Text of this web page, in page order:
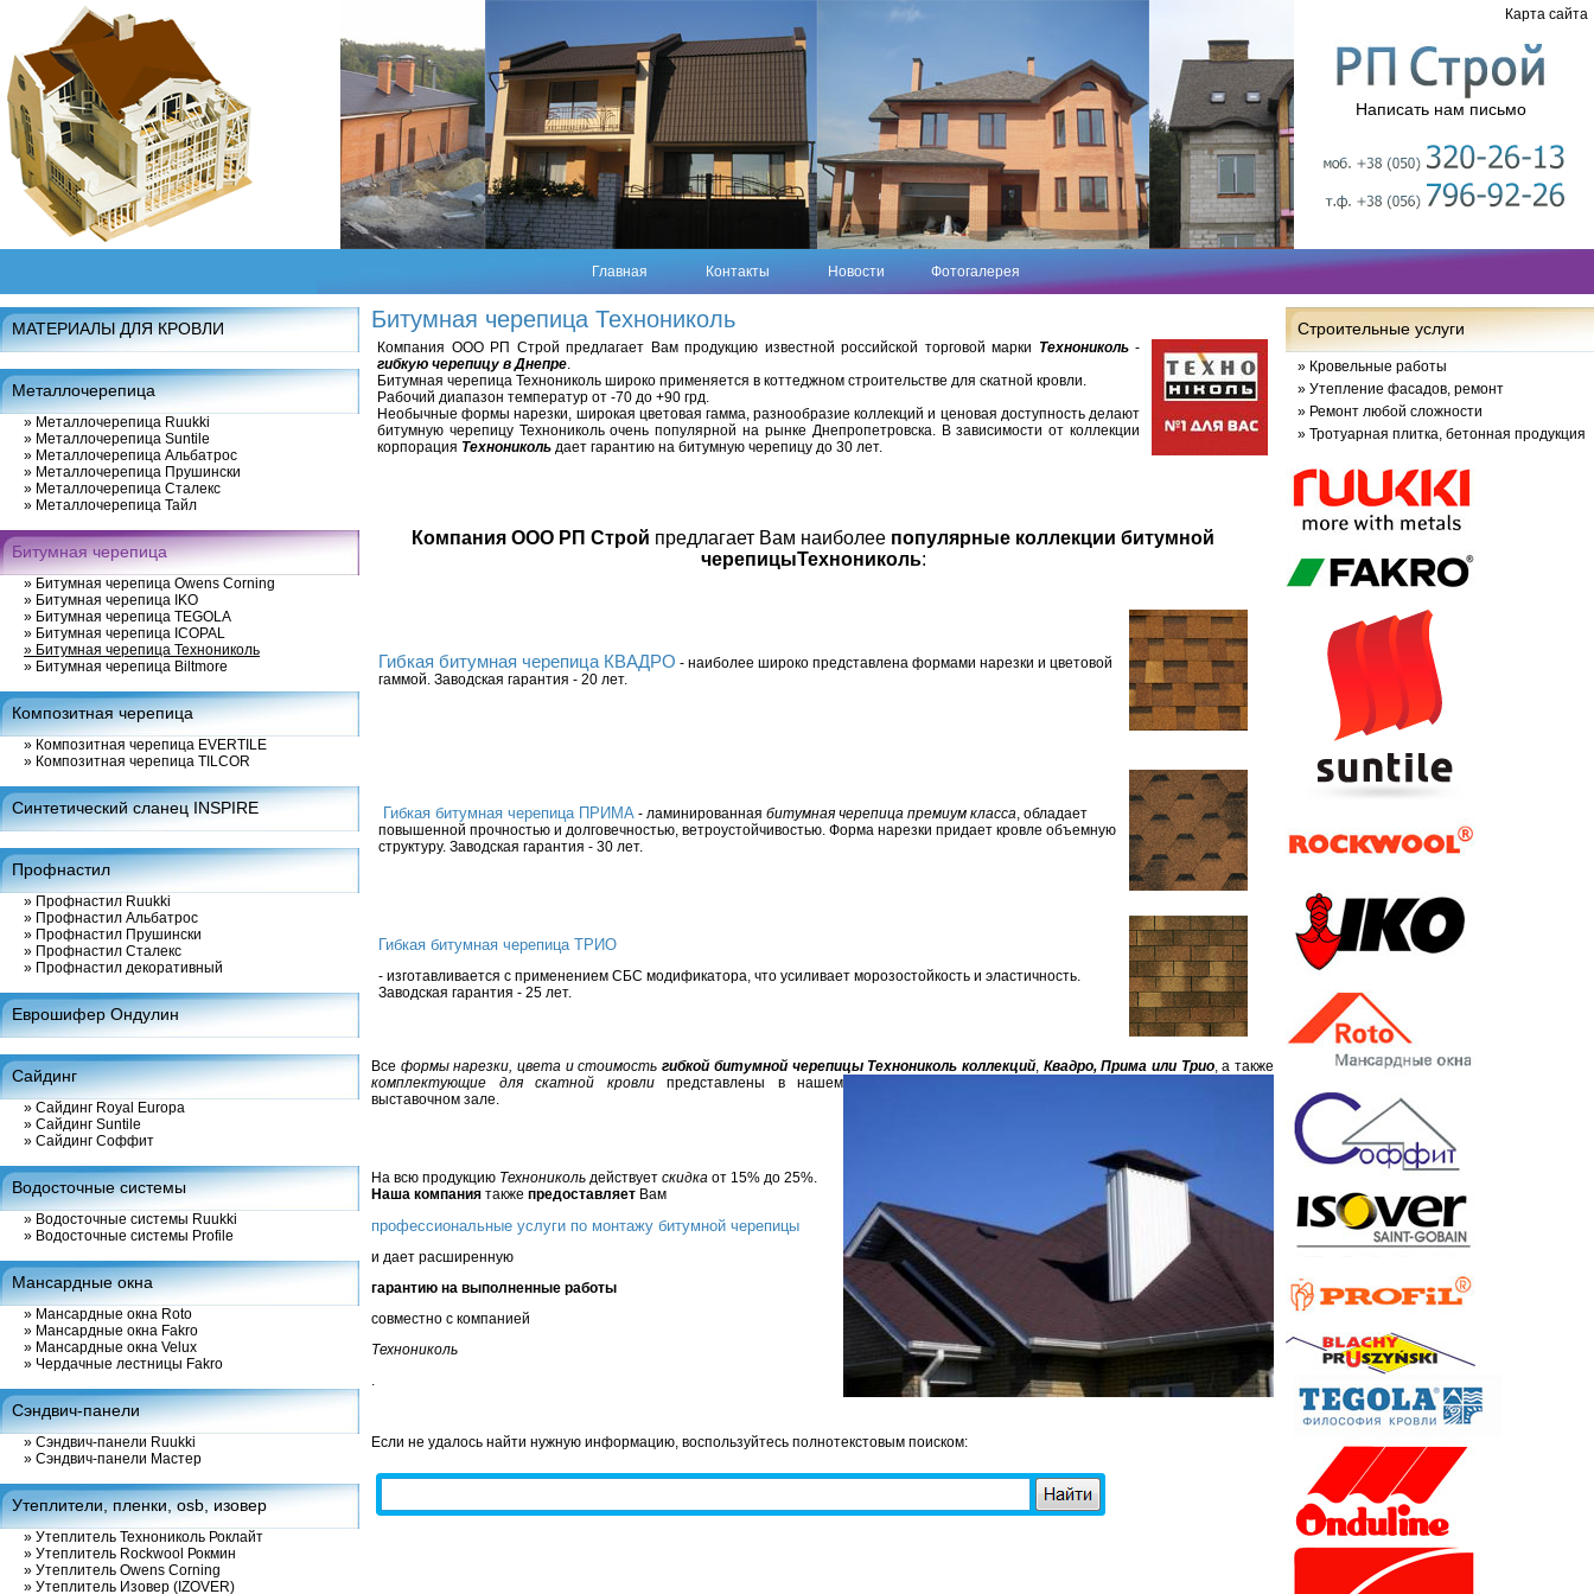
Карта сайта
Написать нам письмо
Главная Контакты Новости Фотогалерея
МАТЕРИАЛЫ ДЛЯ КРОВЛИ
Металлочерепица
» Металлочерепица Ruukki
» Металлочерепица Suntile
» Металлочерепица Альбатрос
» Металлочерепица Прушински
» Металлочерепица Сталекс
» Металлочерепица Тайл
Битумная черепица
» Битумная черепица Owens Corning
» Битумная черепица IKO
» Битумная черепица TEGOLA
» Битумная черепица ICOPAL
» Битумная черепица Технониколь
» Битумная черепица Biltmore
Композитная черепица
» Композитная черепица EVERTILE
» Композитная черепица TILCOR
Синтетический сланец INSPIRE
Профнастил
» Профнастил Ruukki
» Профнастил Альбатрос
» Профнастил Прушински
» Профнастил Сталекс
» Профнастил декоративный
Еврошифер Ондулин
Сайдинг
» Сайдинг Royal Europa
» Сайдинг Suntile
» Сайдинг Соффит
Водосточные системы
» Водосточные системы Ruukki
» Водосточные системы Profile
Мансардные окна
» Мансардные окна Roto
» Мансардные окна Fakro
» Мансардные окна Velux
» Чердачные лестницы Fakro
Сэндвич-панели
» Сэндвич-панели Ruukki
» Сэндвич-панели Мастер
Утеплители, пленки, osb, изовер
» Утеплитель Технониколь Роклайт
» Утеплитель Rockwool Рокмин
» Утеплитель Owens Corning
» Утеплитель Изовер (IZOVER)
Битумная черепица Технониколь
Компания ООО РП Строй предлагает Вам продукцию известной российской торговой марки Технониколь-
гибкую черепицу в Днепре.
Битумная черепица Технониколь широко применяется в коттеджном строительстве для скатной кровли.
Рабочий диапазон температур от -70 до +90 грд.
Необычные формы нарезки, широкая цветовая гамма, разнообразие коллекций и ценовая доступность делают
битумную черепицу Технониколь очень популярной на рынке Днепропетровска. В зависимости от коллекции
корпорация Технониколь дает гарантию на битумную черепицу до 30 лет.
Компания ООО РП Строй предлагает Вам наиболее популярные коллекции битумной
черепицыТехнониколь:
Гибкая битумная черепица КВАДРО - наиболее широко представлена формами нарезки и цветовой
гаммой. Заводская гарантия - 20 лет.
Гибкая битумная черепица ПРИМА - ламинированная битумная черепица премиум класса, обладает
повышенной прочностью и долговечностью, ветроустойчивостью. Форма нарезки придает кровле объемную
структуру. Заводская гарантия - 30 лет.
Гибкая битумная черепица ТРИО
- изготавливается с применением СБС модификатора, что усиливает морозостойкость и эластичность.
Заводская гарантия - 25 лет.
Все формы нарезки, цвета и стоимость гибкой битумной черепицы Технониколь коллекций, Квадро, Прима или Трио, а также
комплектующие для скатной кровлипредставлены в нашем
выставочном зале.
На всю продукцию Технониколь действует скидка от 15% до 25%.
Наша компания также предоставляет Вам
профессиональные услуги по монтажу битумной черепицы
и дает расширенную
гарантию на выполненные работы
совместно с компанией
Технониколь
.
Если не удалось найти нужную информацию, воспользуйтесь полнотекстовым поиском:
Строительные услуги
» Кровельные работы
» Утепление фасадов, ремонт
» Ремонт любой сложности
» Тротуарная плитка, бетонная продукция